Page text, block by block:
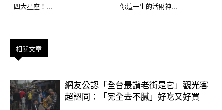
四大星座！...
你這一生的活財神...
相關文章
網友公認「全台最讚老街是它」觀光客
超認同：「完全去不膩」好吃又好買